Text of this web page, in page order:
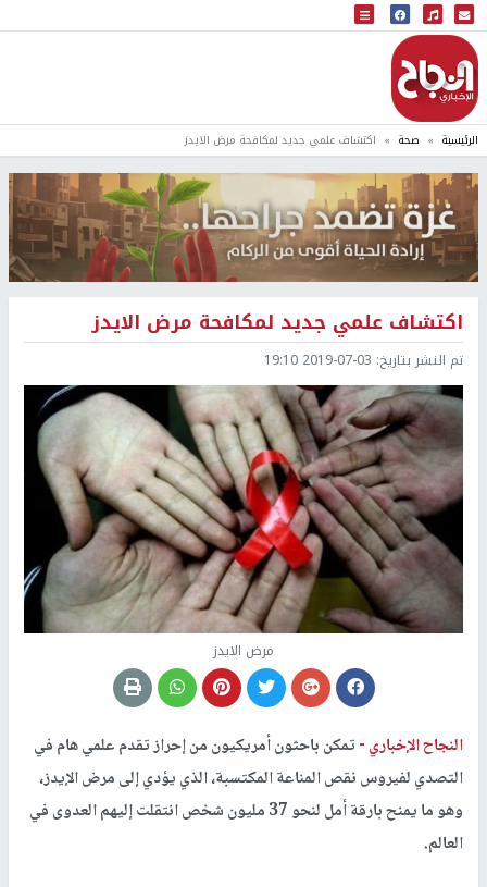
البث المباشر
إذاعة النجاح
الرئيسية صحة اكتشاف علمي جديد لمكافحة مرض الايدز
اكتشاف علمي جديد لمكافحة مرض الايدز
تم النشر بتاريخ: 2019-07-03 19:10
مرض الايدز
النجاح الإخباري -تمكن باحثون أمريكيون من إحراز تقدم علمي هام في
التصدي لفيروس نقص المناعة المكتسبة، الذي يؤدي إلى مرض الإيدز،
وهو ما يمنح بارقة أمل لنحو 37 مليون شخص انتقلت إليهم العدوى في
العالم.